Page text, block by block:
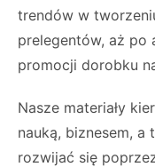
trendów w
prelegentów, aż po
promocji dorobku
Nasze materiały
nauką, biznesem,
rozwijać się